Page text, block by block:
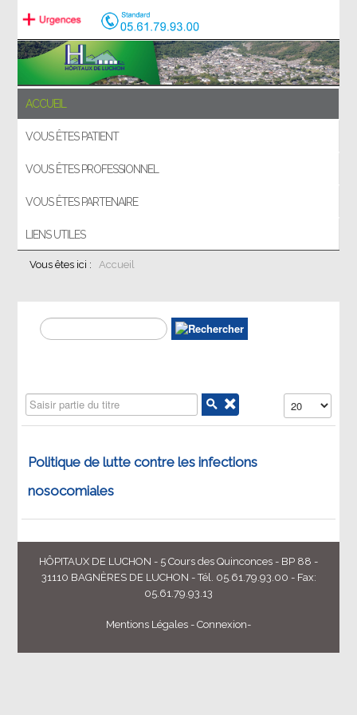
ACCUEIL
VOUS ÊTES PATIENT
VOUS ÊTES PROFESSIONNEL
VOUS ÊTES PARTENAIRE
LIENS UTILES
Vous êtes ici : Accueil
Saisir partie du titre Affichage #
Politique de lutte contre les infections
nosocomiales
HÔPITAUX DE LUCHON - 5 Cours des Quinconces - BP 88 -
31110 BAGNÈRES DE LUCHON - Tél. 05.61.79.93.00 - Fax:
05.61.79.93.13
Mentions Légales - Connexion-